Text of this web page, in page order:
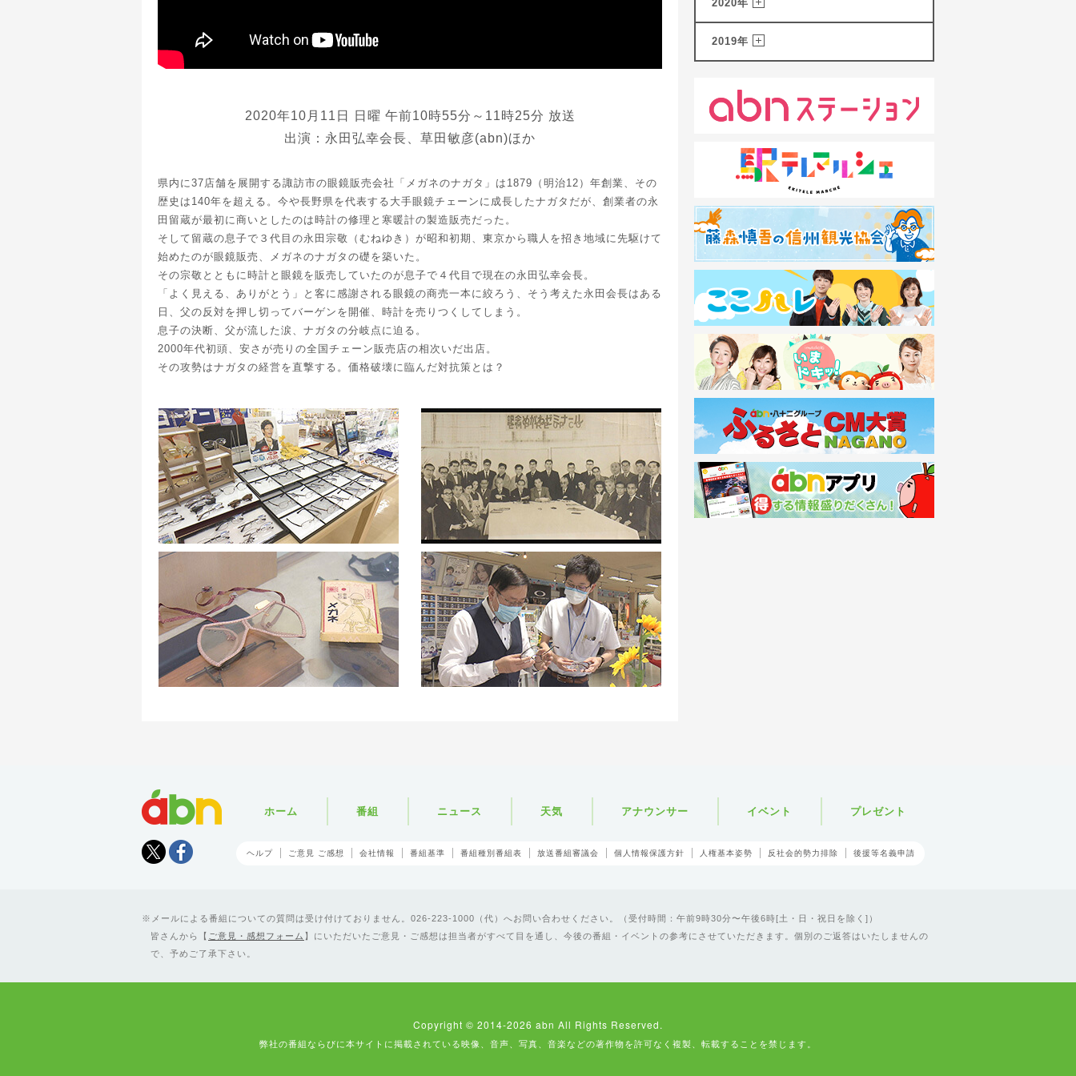
2020年10月11日 日曜 午前10時55分～11時25分 放送
出演：永田弘幸会長、草田敏彦(abn)ほか
県内に37店舗を展開する諏訪市の眼鏡販売会社「メガネのナガタ」は1879（明治12）年創業、その
歴史は140年を超える。今や長野県を代表する大手眼鏡チェーンに成長したナガタだが、創業者の永
田留蔵が最初に商いとしたのは時計の修理と寒暖計の製造販売だった。
そして留蔵の息子で３代目の永田宗敬（むねゆき）が昭和初期、東京から職人を招き地域に先駆けて
始めたのが眼鏡販売、メガネのナガタの礎を築いた。
その宗敬とともに時計と眼鏡を販売していたのが息子で４代目で現在の永田弘幸会長。
「よく見える、ありがとう」と客に感謝される眼鏡の商売一本に絞ろう、そう考えた永田会長はある
日、父の反対を押し切ってバーゲンを開催、時計を売りつくしてしまう。
息子の決断、父が流した涙、ナガタの分岐点に迫る。
2000年代初頭、安さが売りの全国チェーン販売店の相次いだ出店。
その攻勢はナガタの経営を直撃する。価格破壊に臨んだ対抗策とは？
2020年
2019年
Tweet
ホーム 番組 ニュース 天気 アナウンサー イベント プレゼント
ヘルプ ご意見 ご感想 会社情報 番組基準 番組種別番組表 放送番組審議会 個人情報保護方針 人権基本姿勢 反社会的勢力排除 後援等名義申請
メールによる番組についての質問は受け付けておりません。026-223-1000（代）へお問い合わせください。（受付時間：午前9時30分〜午後6時[土・日・祝日を除く]）
皆さんから【 ご意見・感想フォーム 】にいただいたご意見・ご感想は担当者がすべて目を通し、今後の番組・イベントの参考にさせていただきます。個別のご返答はいたしませんの
で、予めご了承下さい。
Copyright © 2014-2026 abn All Rights Reserved.
弊社の番組ならびに本サイトに掲載されている映像、音声、写真、音楽などの著作物を許可なく複製、転載することを禁じます。